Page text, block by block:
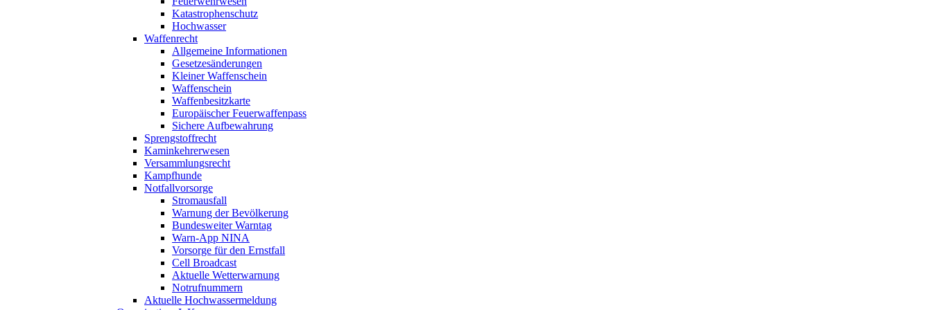
Katastrophenschutz
Hochwasser
Waffenrecht
Allgemeine Informationen
Gesetzesänderungen
Kleiner Waffenschein
Waffenschein
Waffenbesitzkarte
Europäischer Feuerwaffenpass
Sichere Aufbewahrung
Sprengstoffrecht
Kaminkehrerwesen
Versammlungsrecht
Kampfhunde
Notfallvorsorge
Stromausfall
Warnung der Bevölkerung
Bundesweiter Warntag
Warn-App NINA
Vorsorge für den Ernstfall
Cell Broadcast
Aktuelle Wetterwarnung
Notrufnummern
Aktuelle Hochwassermeldung